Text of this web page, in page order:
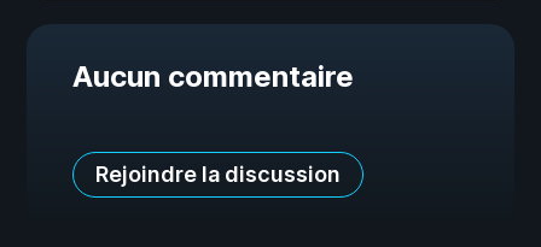
Aucun commentaire
Rejoindre la discussion